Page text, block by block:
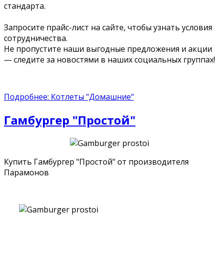
стандарта.
Запросите прайс-лист на сайте, чтобы узнать условия
сотрудничества.
Не пропустите наши выгодные предложения и акции
— следите за новостями в наших социальных группах!
Подробнее: Котлеты "Домашние"
Гамбургер "Простой"
Купить Гамбургер "Простой" от производителя
Парамонов